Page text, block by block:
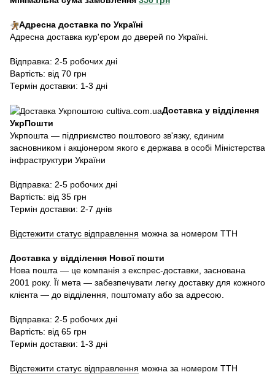
Адресна доставка по Україні
Адресна доставка кур'єром до дверей по Україні.
Відправка: 2-5 робочих дні
Вартість: від 70 грн
Термін доставки: 1-3 дні
Доставка у відділення
УкрПошти
Укрпошта — підприємство поштового зв'язку, єдиним
засновником і акціонером якого є держава в особі Міністерства
інфраструктури України
Відправка: 2-5 робочих дні
Вартість: від 35 грн
Термін доставки: 2-7 днів
Відстежити статус відправлення можна за номером ТТН
Доставка у відділення Нової пошти
Нова пошта — це компанія з експрес-доставки, заснована
2001 року. Її мета — забезпечувати легку доставку для кожного
клієнта — до відділення, поштомату або за адресою.
Відправка: 2-5 робочих дні
Вартість: від 65 грн
Термін доставки: 1-3 дні
Відстежити статус відправлення можна за номером ТТН